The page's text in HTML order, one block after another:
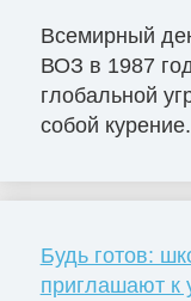
Всемирный
ВОЗ в 1987
глобальной
собой
Будь готов:
приглашают к